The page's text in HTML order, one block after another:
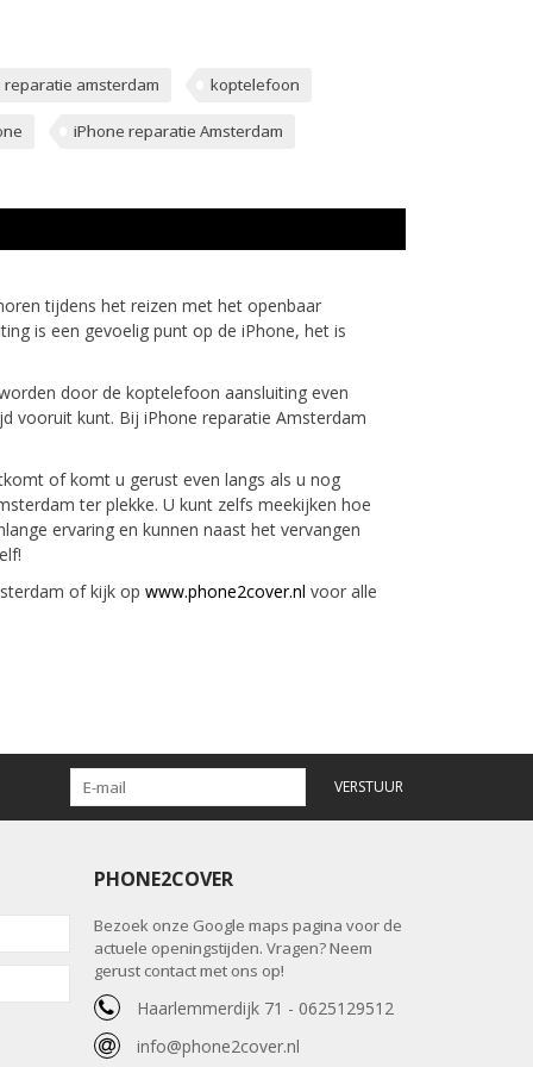
reparatie amsterdam koptelefoon
iPhone reparatie Amsterdam
tijdens het reizen met het openbaar
is een gevoelig punt op de iPhone, het is
door de koptelefoon aansluiting even
vooruit kunt. Bij iPhone reparatie Amsterdam
of komt u gerust even langs als u nog
ter plekke. U kunt zelfs meekijken hoe
ervaring en kunnen naast het vervangen
of kijk op www.phone2cover.nl voor alle
VERSTUUR
PHONE2COVER
Bezoek onze Google maps pagina voor de
actuele openingstijden. Vragen? Neem
gerust contact met ons op!
Haarlemmerdijk 71 - 0625129512
info@phone2cover.nl